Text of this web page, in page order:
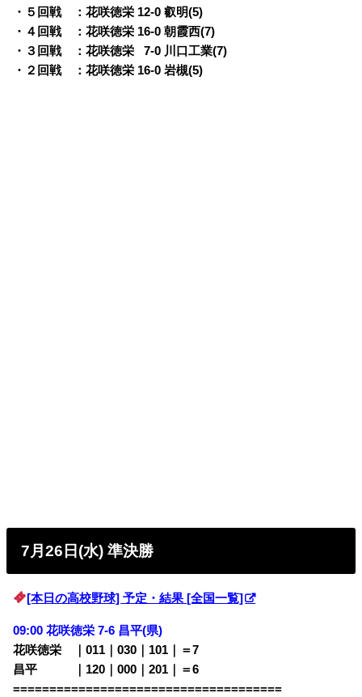
・５回戦 ：花咲徳栄 12-0 叡明(5)
・４回戦 ：花咲徳栄 16-0 朝霞西(7)
・３回戦 ：花咲徳栄
07-0 川口工業(7)
・２回戦 ：花咲徳栄 16-0 岩槻(5)
7月26日(水) 準決勝
[本日の高校野球] 予定・結果 [全国一覧]
09:00 花咲徳栄 7-6 昌平(県)
花咲徳栄 ｜011｜030｜101｜＝7
昌平 ｜120｜000｜201｜＝6
=====================================